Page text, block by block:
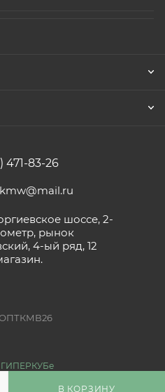
В КОРЗИНУ
471-83-26
шоссе, 2-
рынок
4-ый ряд, 12
ГИПЕРКУБе